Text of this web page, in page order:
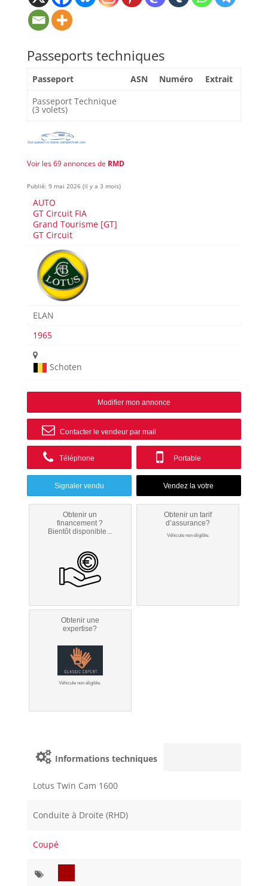
Passeports techniques
Passeport ASN Numéro
Extrait
Passeport Technique
(3 volets)
Voir les 69 annonces de RMD
Publié: 9 mai 2026 (il y a 3 mois)
AUTO
GT Circuit FIA
Grand Tourisme [GT]
GT Circuit
ELAN
1965
Schoten
Modifier mon annonce
Contacter le vendeur par mail
Téléphone Portable
Signaler vendu
Obtenir un
financement ?
Bientôt disponible...
Obtenir un tarif
d’assurance?
Véhicule non éligible.
Obtenir une
expertise?
Véhicule non éligible.
Informations techniques
Lotus Twin Cam 1600
Conduite à Droite (RHD)
Coupé